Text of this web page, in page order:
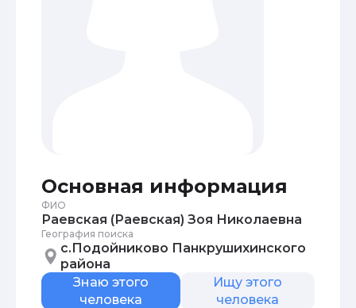
Основная информация
ФИО
Раевская (Раевская) Зоя Николаевна
География поиска
с.Подойниково Панкрушихинского
района
Знаю этого
человека
Ищу этого
человека